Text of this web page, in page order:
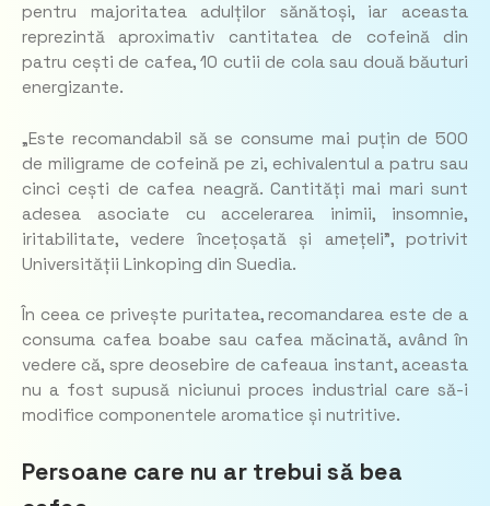
pentru majoritatea adulților sănătoși, iar aceasta
reprezintă aproximativ cantitatea de cofeină din
patru cești de cafea, 10 cutii de cola sau două băuturi
energizante.
„Este recomandabil să se consume mai puțin de 500
de miligrame de cofeină pe zi, echivalentul a patru sau
cinci cești de cafea neagră. Cantități mai mari sunt
adesea asociate cu accelerarea inimii, insomnie,
iritabilitate, vedere încețoșată și amețeli”, potrivit
Universității Linkoping din Suedia.
În ceea ce privește puritatea, recomandarea este de a
consuma cafea boabe sau cafea măcinată, având în
vedere că, spre deosebire de cafeaua instant, aceasta
nu a fost supusă niciunui proces industrial care să-i
modifice componentele aromatice și nutritive.
Persoane care nu ar trebui să bea